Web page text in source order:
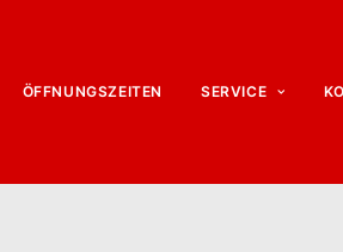
ÖFFNUNGSZEITEN SERVICE